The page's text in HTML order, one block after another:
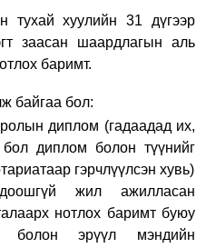
тухай хуулийн 31 дүгээр
заасан шаардлагын аль
баримт.
байгаа бол:
диплом (гадаадад их,
бол диплом болон түүнийг
гэрчлүүлсэн хувь)
жил ажилласан
нотлох баримт буюу
болон эрүүл мэндийн